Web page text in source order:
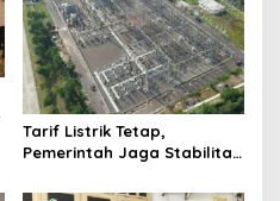
Tarif Listrik Tetap,
Pemerintah Jaga Stabilitas